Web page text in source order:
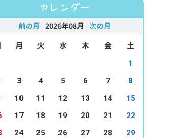
カレンダー
前の月
2026年08月 次の月
月 火 水 木 金 土
1
3 4 5 6 7
8
10 11 12 13 14
15
17 18 19 20 21
22
24 25 26 27 28 29